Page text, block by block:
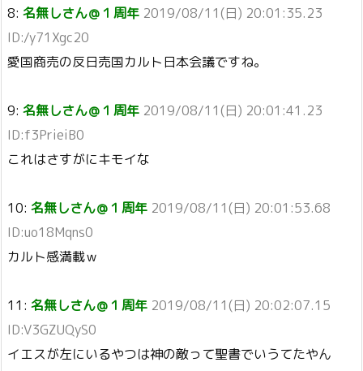
8: 名無しさん＠１周年 2019/08/11(日) 20:01:35.23
ID:/y71Xgc20
愛国商売の反日売国カルト日本会議ですね。
9: 名無しさん＠１周年 2019/08/11(日) 20:01:41.23
ID:f3PrieiB0
これはさすがにキモイな
10: 名無しさん＠１周年 2019/08/11(日) 20:01:53.68
ID:uo18Mqns0
カルト感満載ｗ
11: 名無しさん＠１周年 2019/08/11(日) 20:02:07.15
ID:V3GZUQyS0
イエスが左にいるやつは神の敵って聖書でいうてたやん